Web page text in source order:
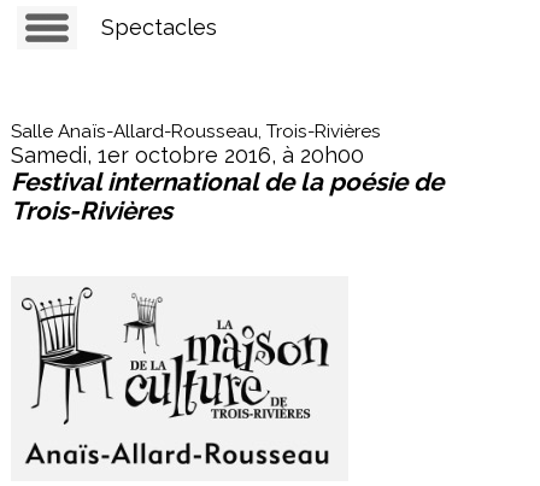
Salle Anaïs-Allard-Rousseau, Trois-Rivières
Samedi, 1er octobre 2016, à 20h00
Festival international de la poésie de
Trois-Rivières
Spectacles